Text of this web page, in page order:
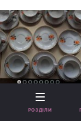
РОЗДІЛИ